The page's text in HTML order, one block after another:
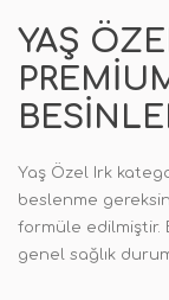
YAŞ
Yaş Özel Irk
beslenme
formüle edilmiştir.
genel sağlık